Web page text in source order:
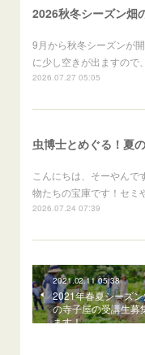
9月から秋冬シーズンが
に少し空きが出ますので
2026.07.27 05:05
こんにちは、そーやんで
物たちの宝庫です！セミ
2026.07.24 07:39
2021.02.11 05:38
2021年春夏シーズ
の寺子屋の受講生募
ます！